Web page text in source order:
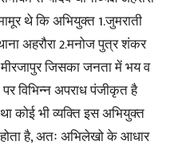
थे कि अभियुक्त 1.जुमराती
अहरौरा 2.मनोज पुत्र शंकर
जिसका जनता में भय व
विभिन्न अपराध पंजीकृत है
कोई भी व्यक्ति इस अभियुक्त
होता है, अतः अभिलेखो के आधार